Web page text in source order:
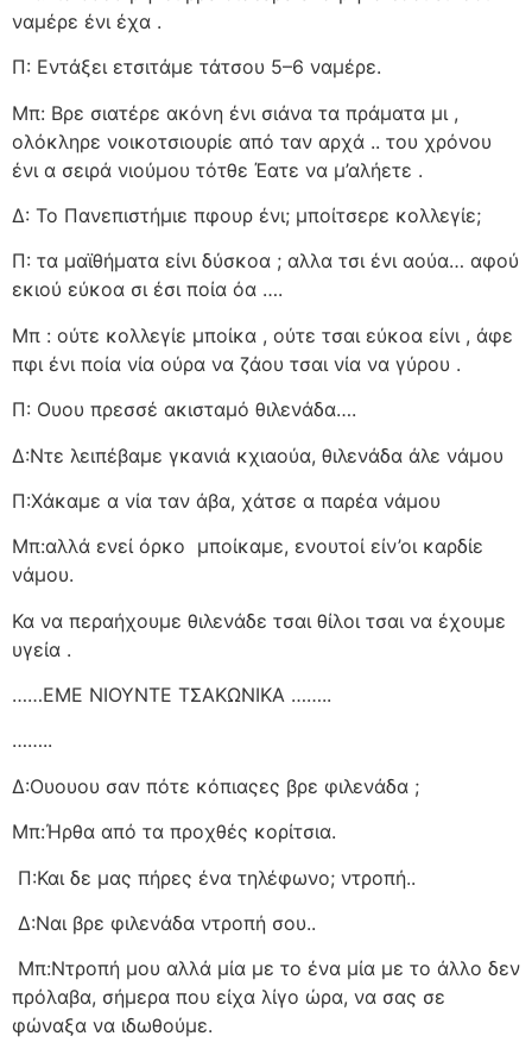
ναμέρε ένι έχα .
Π: Εντάξει ετσιτάμε τάτσου 5–6 ναμέρε.
Μπ: Βρε σιατέρε ακόνη ένι σιάνα τα πράματα μι ,
ολόκληρε νοικοτσιουρίε από ταν αρχά .. του χρόνου
ένι α σειρά νιούμου τότθε Έατε να μ’αλήετε .
Δ: Το Πανεπιστήμιε πφουρ ένι; μποίτσερε κολλεγίε;
Π: τα μαϊθήματα είνι δύσκοα ; αλλα τσι ένι αούα… αφού
εκιού εύκοα σι έσι ποία όα ….
Μπ : ούτε κολλεγίε μποίκα , ούτε τσαι εύκοα είνι , άφε
πφι ένι ποία νία ούρα να ζάου τσαι νία να γύρου .
Π: Ουου πρεσσέ ακισταμό θιλενάδα….
Δ:Ντε λειπέβαμε γκανιά κχιαούα, θιλενάδα άλε νάμου
Π:Χάκαμε α νία ταν άβα, χάτσε α παρέα νάμου
Μπ:αλλά ενεί όρκο μποίκαμε, ενουτοί είν’οι καρδίε
νάμου.
Κα να περαήχουμε θιλενάδε τσαι θίλοι τσαι να έχουμε
υγεία .
……ΕΜΕ ΝΙΟΥΝΤΕ ΤΣΑΚΩΝΙΚΑ ……..
……..
Δ:Ουουου σαν πότε κόπιαςες βρε φιλενάδα ;
Μπ:Ήρθα από τα προχθές κορίτσια.
Π:Και δε μας πήρες ένα τηλέφωνο; ντροπή..
Δ:Ναι βρε φιλενάδα ντροπή σου..
Μπ:Ντροπή μου αλλά μία με το ένα μία με το άλλο δεν
πρόλαβα, σήμερα που είχα λίγο ώρα, να σας σε
φώναξα να ιδωθούμε.